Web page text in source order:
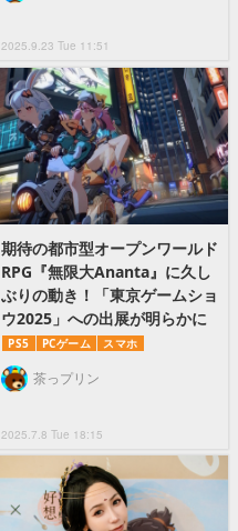
2025.9.23 Tue 11:51
期待の都市型オープンワールド
RPG『無限大Ananta』に久し
ぶりの動き！「東京ゲームショ
ウ2025」への出展が明らかに
PS5 PCゲーム スマホ
2025.7.8 Tue 18:15
茶っプリン